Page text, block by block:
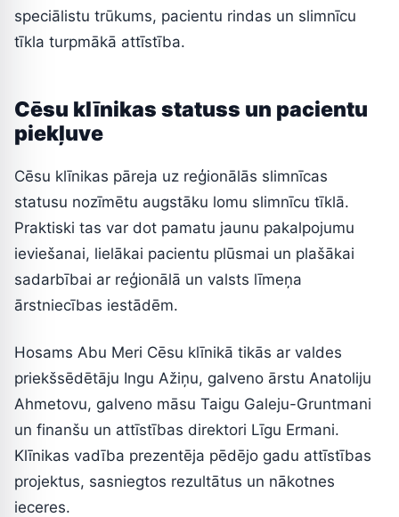
speciālistu trūkums, pacientu rindas un slimnīcu
tīkla turpmākā attīstība.
Cēsu klīnikas statuss un pacientu
piekļuve
Cēsu klīnikas pāreja uz reģionālās slimnīcas
statusu nozīmētu augstāku lomu slimnīcu tīklā.
Praktiski tas var dot pamatu jaunu pakalpojumu
ieviešanai, lielākai pacientu plūsmai un plašākai
sadarbībai ar reģionālā un valsts līmeņa
ārstniecības iestādēm.
Hosams Abu Meri Cēsu klīnikā tikās ar valdes
priekšsēdētāju Ingu Ažiņu, galveno ārstu Anatoliju
Ahmetovu, galveno māsu Taigu Galeju-Gruntmani
un finanšu un attīstības direktori Līgu Ermani.
Klīnikas vadība prezentēja pēdējo gadu attīstības
projektus, sasniegtos rezultātus un nākotnes
ieceres.